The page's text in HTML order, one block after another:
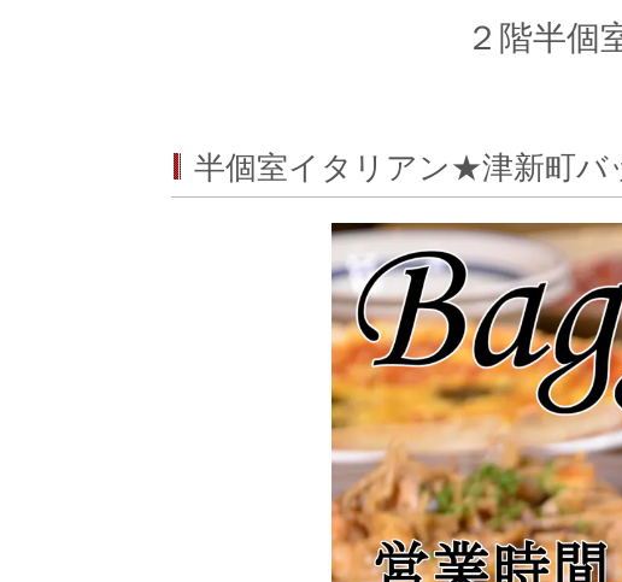
２階半
半個室イタリアン★津新町